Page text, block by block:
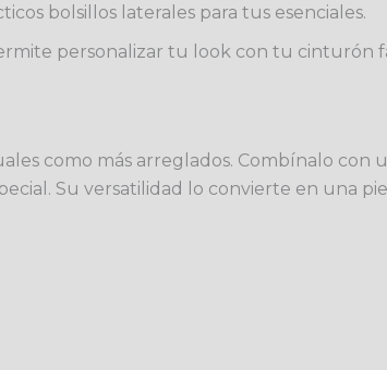
bolsillos laterales para tus esenciales.
personalizar tu look con tu cinturón
como más arreglados. Combínalo
Su versatilidad lo convierte en una